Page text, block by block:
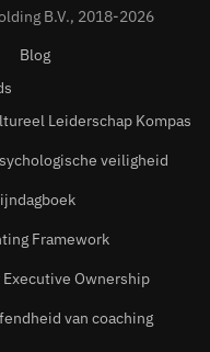
B.V., 2018-2026
Blog
Leiderschap Kompas
veiligheid
Framework
Ownership
van coaching